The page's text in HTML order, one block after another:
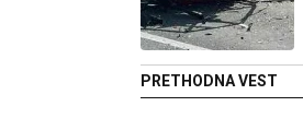
PRETHODNA VEST